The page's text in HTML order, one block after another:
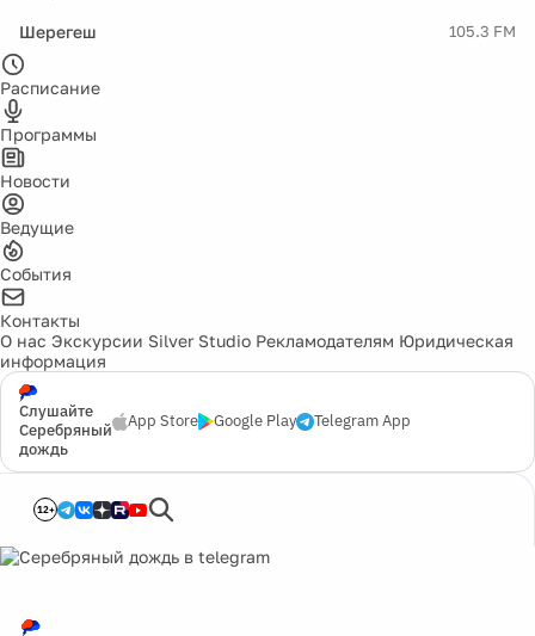
Шерегеш 105.3 FM
Расписание
Программы
Новости
Ведущие
События
Контакты
О нас Экскурсии Silver Studio Рекламодателям Юридическая
информация
Слушайте
Серебряный
дождь
App Store Google Play Telegram App
12+